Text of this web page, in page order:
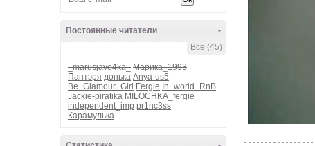
-
Постоянные читатели
Все (45)
_marusjavo4ka_ Марика_1993
Пантэря донька Anya-us5
Be_Glamour_Girl Fergie In_world_RnB
Jackie-piratika MILOCHKA_fergie
independent_imp pr1nc3ss
Карамулька